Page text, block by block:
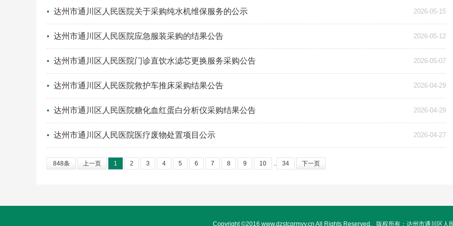
2026-05-15
达州市通川区人民医院关于采购纯水机维保服务的公示
2026-05-12
达州市通川区人民医院应急服装采购的结果公告
2026-05-07
达州市通川区人民医院门诊直饮水滤芯更换服务采购公告
2026-04-29
达州市通川区人民医院救护车推床采购结果公告
2026-04-29
达州市通川区人民医院糖化血红蛋白分析仪采购结果公告
2026-04-27
达州市通川区人民医院医疗废物处置项目公示
848条 上一页 1 2 3 4 5 6 7 8 9 10 .. 34 下一页
Copyright ©2016 www.dzstcqrmyy.cn All Rights Reserved. 版权所有：达州市通川区人